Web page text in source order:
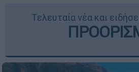
Τελευταία νέα και